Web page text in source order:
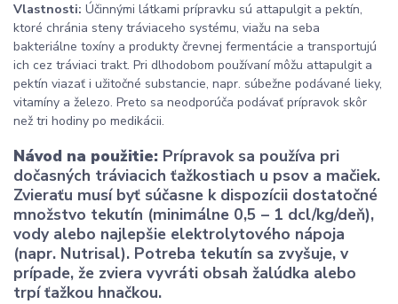
Vlastnosti: Účinnými látkami prípravku sú attapulgit a pektín,
ktoré chránia steny tráviaceho systému, viažu na seba
bakteriálne toxíny a produkty črevnej fermentácie a transportujú
ich cez tráviaci trakt. Pri dlhodobom používaní môžu attapulgit a
pektín viazať i užitočné substancie, napr. súbežne podávané lieky,
vitamíny a železo. Preto sa neodporúča podávať prípravok skôr
než tri hodiny po medikácii.
Návod na použitie: Prípravok sa používa pri
dočasných tráviacich ťažkostiach u psov a mačiek.
Zvieraťu musí byť súčasne k dispozícii dostatočné
množstvo tekutín (minimálne 0,5 – 1 dcl/kg/deň),
vody alebo najlepšie elektrolytového nápoja
(napr. Nutrisal). Potreba tekutín sa zvyšuje, v
prípade, že zviera vyvráti obsah žalúdka alebo
trpí ťažkou hnačkou.